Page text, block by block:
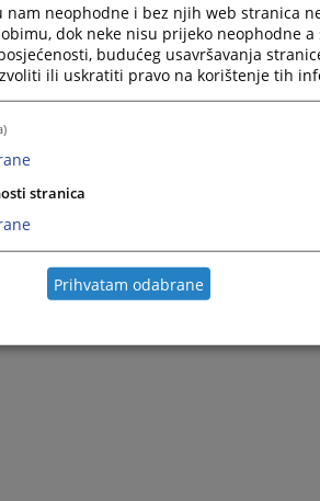
nam neophodne i bez njih web stranica
dok neke nisu prijeko neophodne a
budućeg usavršavanja
ili uskratiti pravo na korištenje tih
stranica
Prihvatam odabrane